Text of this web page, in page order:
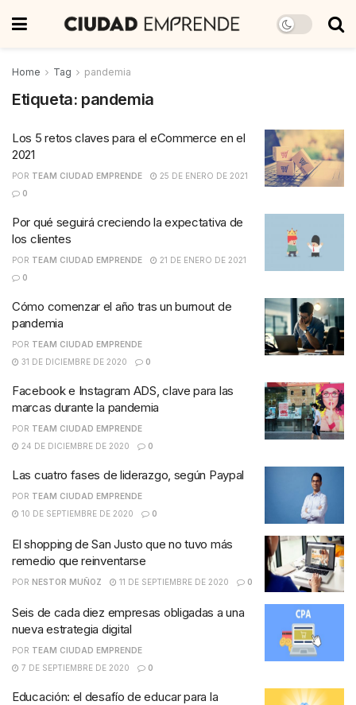
Home Tag pandemia
Etiqueta: pandemia
Los 5 retos claves para el eCommerce en el
2021
POR TEAM CIUDAD EMPRENDE
25 DE ENERO DE 2021
0
Por qué seguirá creciendo la expectativa de
los clientes
POR TEAM CIUDAD EMPRENDE
21 DE ENERO DE 2021
0
Cómo comenzar el año tras un burnout de
pandemia
POR TEAM CIUDAD EMPRENDE
31 DE DICIEMBRE DE 2020
0
Facebook e Instagram ADS, clave para las
marcas durante la pandemia
POR TEAM CIUDAD EMPRENDE
24 DE DICIEMBRE DE 2020
0
Las cuatro fases de liderazgo, según Paypal
POR TEAM CIUDAD EMPRENDE
10 DE SEPTIEMBRE DE 2020
0
El shopping de San Justo que no tuvo más
remedio que reinventarse
POR NESTOR MUÑOZ 11 DE SEPTIEMBRE DE 2020 0
Seis de cada diez empresas obligadas a una
nueva estrategia digital
POR TEAM CIUDAD EMPRENDE
7 DE SEPTIEMBRE DE 2020
0
Educación: el desafío de educar para la